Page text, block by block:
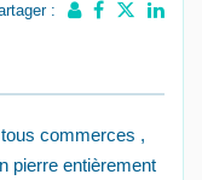
:
commerces ,
pierre entièrement